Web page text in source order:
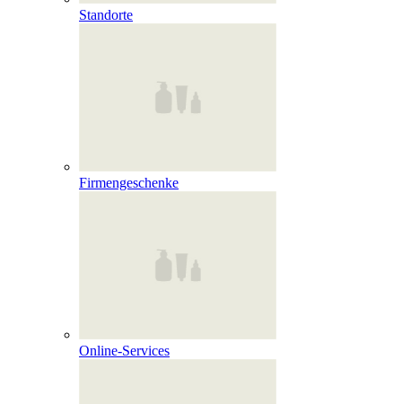
Standorte
Firmengeschenke
Online‑Services